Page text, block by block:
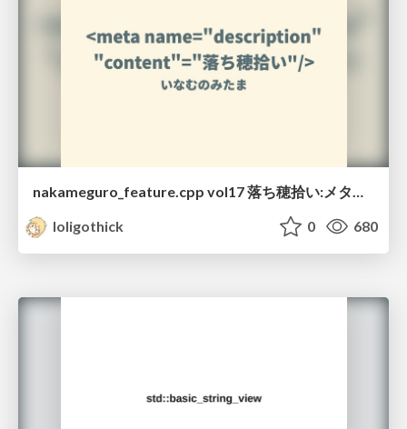
nakameguro_feature.cpp vol17 落ち穂拾い:メタ関数編
loligothick
0 680